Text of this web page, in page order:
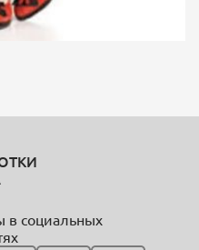
в социальных